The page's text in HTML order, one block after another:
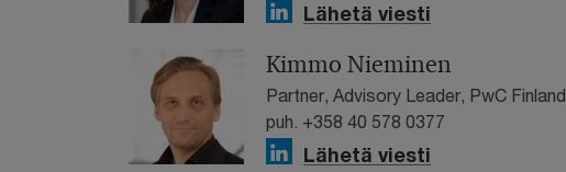
Lähetä viesti
Kimmo Nieminen
Partner, Advisory Leader, PwC Finland
puh. +358 40 578 0377
Lähetä viesti